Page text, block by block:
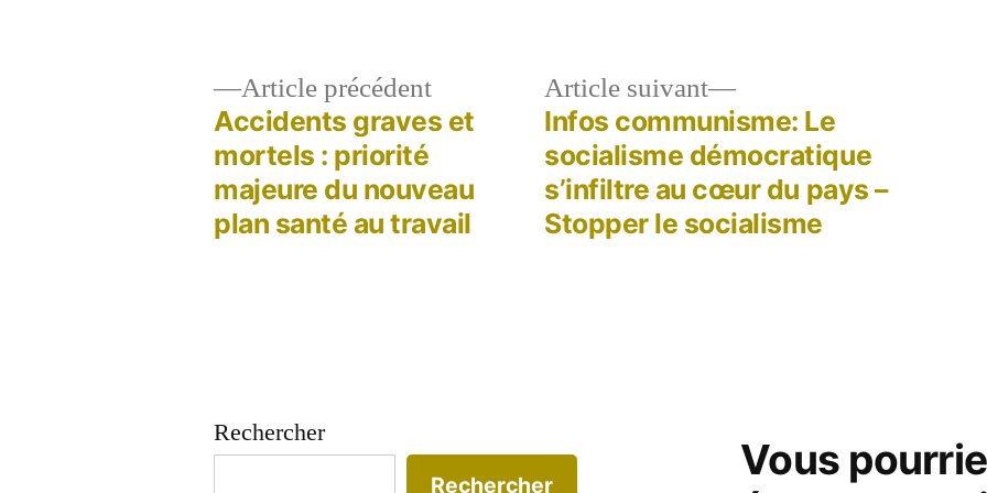
Navigation
Article précédentArticle
précédent :
Accidents graves et
mortels : priorité
majeure du nouveau
plan santé au travail
Article suivant
Article
suivant :
Infos communisme: Le
socialisme démocratique
s’infiltre au cœur du pays –
Stopper le socialisme
Rechercher
Rechercher
Vous